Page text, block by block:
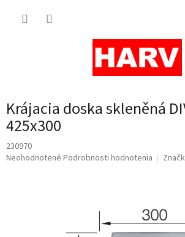
Krájacia doska skleněná
425x300
230970
Priemerné
Neohodnotené Podrobnosti hodnotenia